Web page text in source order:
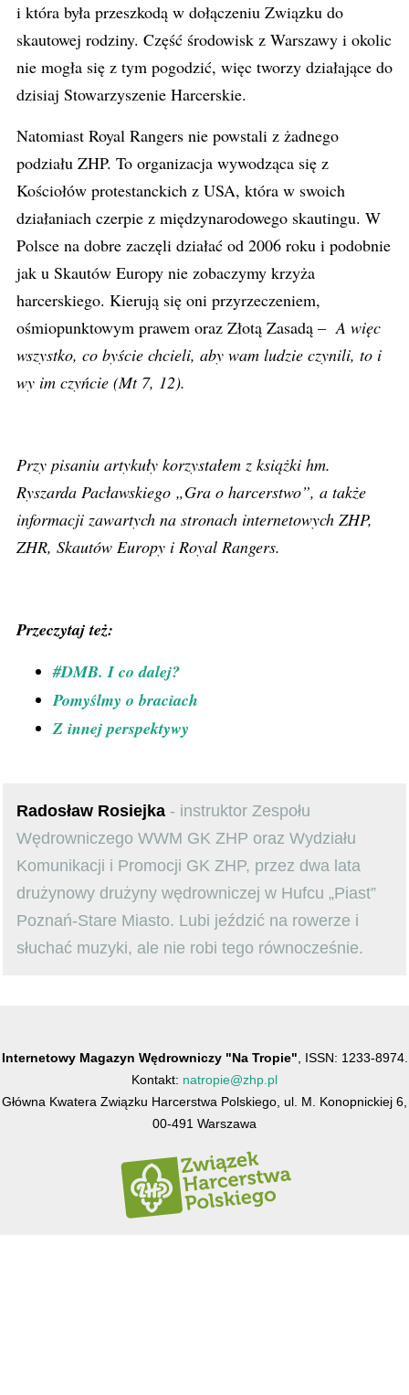
i która była przeszkodą w dołączeniu Związku do
skautowej rodziny. Część środowisk z Warszawy i okolic
nie mogła się z tym pogodzić, więc tworzy działające do
dzisiaj Stowarzyszenie Harcerskie.
Natomiast Royal Rangers nie powstali z żadnego
podziału ZHP. To organizacja wywodząca się z
Kościołów protestanckich z USA, która w swoich
działaniach czerpie z międzynarodowego skautingu. W
Polsce na dobre zaczęli działać od 2006 roku i podobnie
jak u Skautów Europy nie zobaczymy krzyża
harcerskiego. Kierują się oni przyrzeczeniem,
ośmiopunktowym prawem oraz Złotą Zasadą –A więc
wszystko, co byście chcieli, aby wam ludzie czynili, to i
wy im czyńcie (Mt 7, 12).
Przy pisaniu artykuły korzystałem z książki hm.
Ryszarda Pacławskiego „Gra o harcerstwo”, a także
informacji zawartych na stronach internetowych ZHP,
ZHR, Skautów Europy i Royal Rangers.
Przeczytaj też:
#DMB. I co dalej?
Pomyślmy o braciach
Z innej perspektywy
Radosław Rosiejka - instruktor Zespołu
Wędrowniczego WWM GK ZHP oraz Wydziału
Komunikacji i Promocji GK ZHP, przez dwa lata
drużynowy drużyny wędrowniczej w Hufcu „Piast”
Poznań-Stare Miasto. Lubi jeździć na rowerze i
słuchać muzyki, ale nie robi tego równocześnie.
Internetowy Magazyn Wędrowniczy "Na Tropie" , ISSN: 1233-8974.
Kontakt: natropie@zhp.pl
Główna Kwatera Związku Harcerstwa Polskiego, ul. M. Konopnickiej 6,
00-491 Warszawa